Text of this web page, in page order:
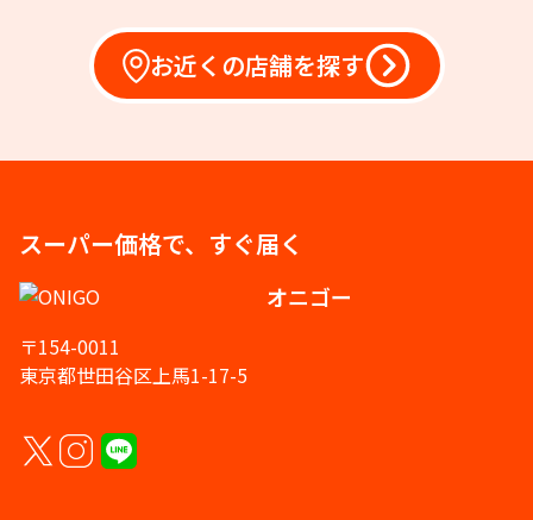
お近くの店舗を探す
スーパー価格で、すぐ届く
オニゴー
〒154-0011
東京都世田谷区上馬1-17-5